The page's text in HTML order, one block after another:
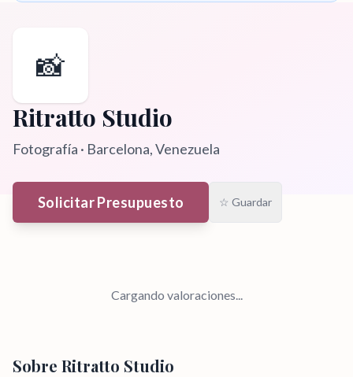
📸
Ritratto Studio
Fotografía · Barcelona, Venezuela
Solicitar Presupuesto ☆ Guardar
Cargando valoraciones...
Sobre Ritratto Studio